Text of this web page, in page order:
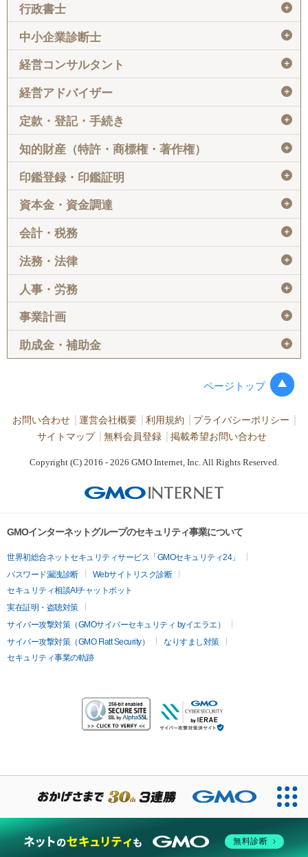
行政書士 ＋
中小企業診断士 ＋
経営コンサルタント ＋
経営アドバイザー ＋
定款・登記・手続き ＋
知的財産（特許・商標権・著作権） ＋
印鑑登録・印鑑証明 ＋
資本金・資金調達 ＋
会計・税務 ＋
法務・法律 ＋
人事・労務 ＋
事業計画 ＋
助成金・補助金 ＋
ページトップ
お問い合わせ 運営会社概要 利用規約
プライバシーポリシー
サイトマップ
無料会員登録 掲載希望お問い合わせ
Copyright (C) 2016 - 2026 GMO Internet, Inc. All Rights Reserved.
GMOインターネットグループのセキュリティ事業について
世界初総合ネットセキュリティサービス「GMOセキュリティ24」
パスワード漏洩診断
Webサイトリスク診断
セキュリティ相談AIチャットボット
実在証明・盗聴対策
サイバー攻撃対策（GMOサイバーセキュリティ byイエラエ）
サイバー攻撃対策（GMO Flatt Security）
なりすまし対策
セキュリティ事業の軌跡
無料診断